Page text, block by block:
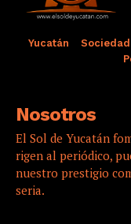
Yucatán
Nosotros
El Sol de Yucatán
rigen al periódico,
nuestro prestigio
seria.